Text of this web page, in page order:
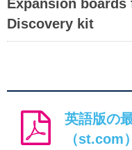
Expansion boards
Discovery kit
英語版の
（st.com）